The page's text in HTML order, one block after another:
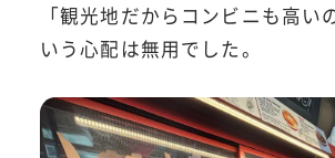
「観光地だからコンビニも高い
いう心配は無用でした。